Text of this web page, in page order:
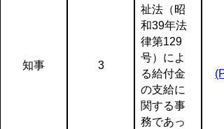
知事 3
祉法（昭
和39年法
律第129
号）によ
る給付金
の支給に
関する事
務であっ